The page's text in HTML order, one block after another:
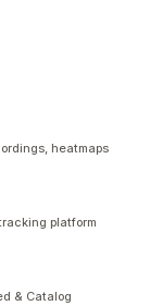
heatmaps
platform
& Catalog